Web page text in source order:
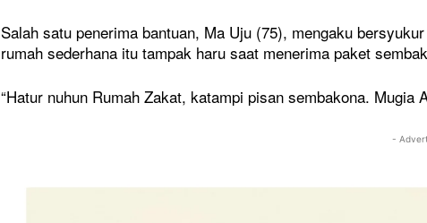
Salah satu penerima bantuan, Ma Uju (75), mengaku
rumah sederhana itu tampak haru saat menerima paket
“Hatur nuhun Rumah Zakat, katampi pisan sembakona. Mugia
-